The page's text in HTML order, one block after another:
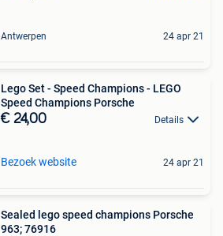
Antwerpen 24 apr 21
Lego Set - Speed Champions - LEGO
Speed Champions Porsche
€ 24,00 Details
Bezoek website 24 apr 21
Sealed lego speed champions Porsche
963; 76916